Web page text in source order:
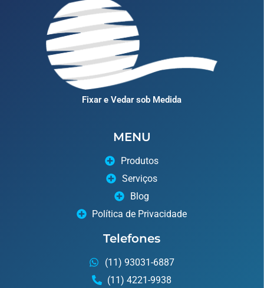
Fixar e Vedar sob Medida
MENU
Produtos
Serviços
Blog
Política de Privacidade
Telefones
(11) 93031-6887
(11) 4221-9938